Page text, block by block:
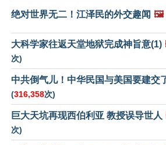
绝对世界无二！江泽民的外交趣闻 🖼️
大科学家往返天堂地狱完成神旨意(1)
次)
中共倒气儿！中华民国与美国要建交
(316,358次)
巨大天坑再现西伯利亚 教授误导世人
次)